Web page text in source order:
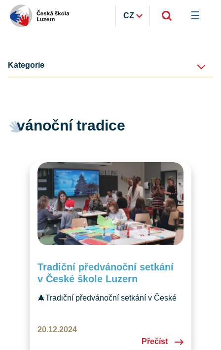
CZ
vánoční tradice
Tradiční předvánoční setkání
v České škole Luzern
🎄Tradiční předvánoční setkání v České
českých Vánoc s námi! ✨
20.12.2024
Přečíst
Kategorie